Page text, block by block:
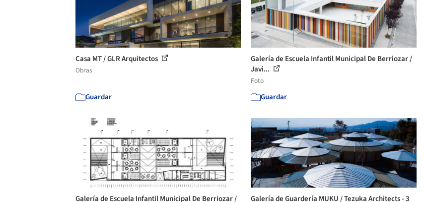
Casa MT / GLR Arquitectos
Obras
Guardar
Galería de Escuela Infantil Municipal De Berriozar /
Javi...
Foto
Guardar
Galería de Escuela Infantil Municipal De Berriozar /
Galería de Guardería MUKU / Tezuka Architects - 3